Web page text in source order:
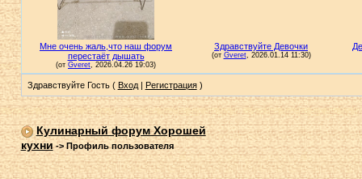
Здравствуйте Гость ( Вход| Регистрация)
Кулинарный форум Хорошей
кухни->Профиль пользователя